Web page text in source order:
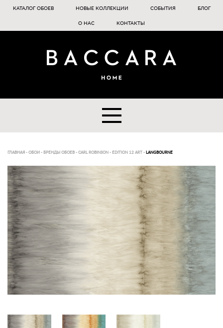
КАТАЛОГ ОБОЕВ НОВЫЕ КОЛЛЕКЦИИ СОБЫТИЯ БЛОГ
О НАС КОНТАКТЫ
ГЛАВНАЯ - ОБОИ - БРЕНДЫ ОБОЕВ - CARL ROBINSON - EDITION 12 ART - LANGBOURNE